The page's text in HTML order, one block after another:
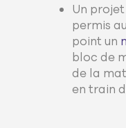
Un
permis
point un
bloc de
de la
en train